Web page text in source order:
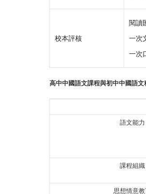
校本評核
閱讀
一次
一次
高中中國語文課程與初中中國語
語文能力
課程組織
思想情意